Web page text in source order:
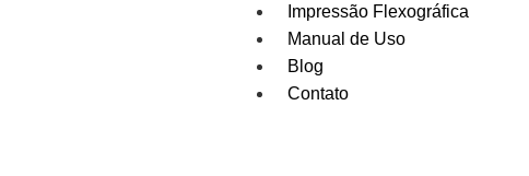
Impressão Flexográfica
Manual de Uso
Blog
Contato